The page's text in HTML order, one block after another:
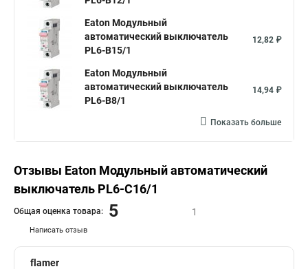
Eaton Модульный
автоматический выключатель
PL6-B15/1
12,82 ₽
Eaton Модульный
автоматический выключатель
PL6-B8/1
14,94 ₽
Показать больше
Отзывы Eaton Модульный автоматический
выключатель PL6-C16/1
Написать отзыв
Общая оценка товара: 5 1
flamer